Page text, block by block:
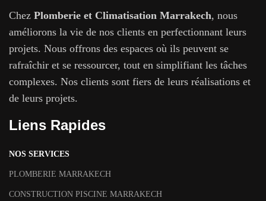
Chez Plomberie et Climatisation Marrakech, nous
améliorons la vie de nos clients en perfectionnant leurs
projets. Nous offrons des espaces où ils peuvent se
rafraîchir et se ressourcer, tout en simplifiant les tâches
complexes. Nos clients sont fiers de leurs réalisations et
de leurs projets.
Liens Rapides
NOS SERVICES
PLOMBERIE MARRAKECH
CONSTRUCTION PISCINE MARRAKECH